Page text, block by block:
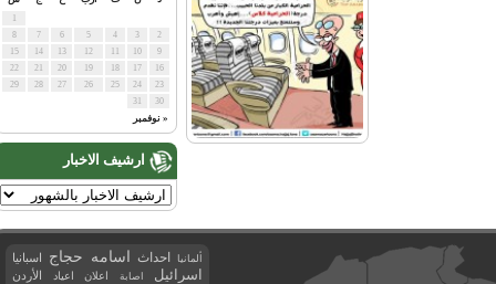
« نوفمبر
ارشيف الاخبار
ألمانيا احداث اسامه حجاج اسبانيا
اسرائيل اصابة اعلان اعياد الأردن